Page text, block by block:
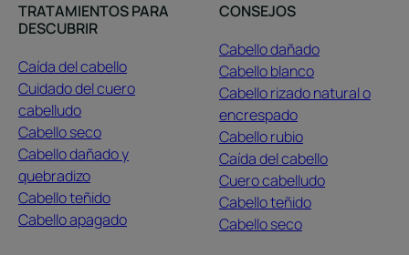
TRATAMIENTOS PARA
DESCUBRIR
Caída del cabello
Cuidado del cuero
cabelludo
Cabello seco
Cabello dañado y
quebradizo
Cabello teñido
Cabello apagado
CONSEJOS
Cabello dañado
Cabello blanco
Cabello rizado natural o
encrespado
Cabello rubio
Caída del cabello
Cuero cabelludo
Cabello teñido
Cabello seco